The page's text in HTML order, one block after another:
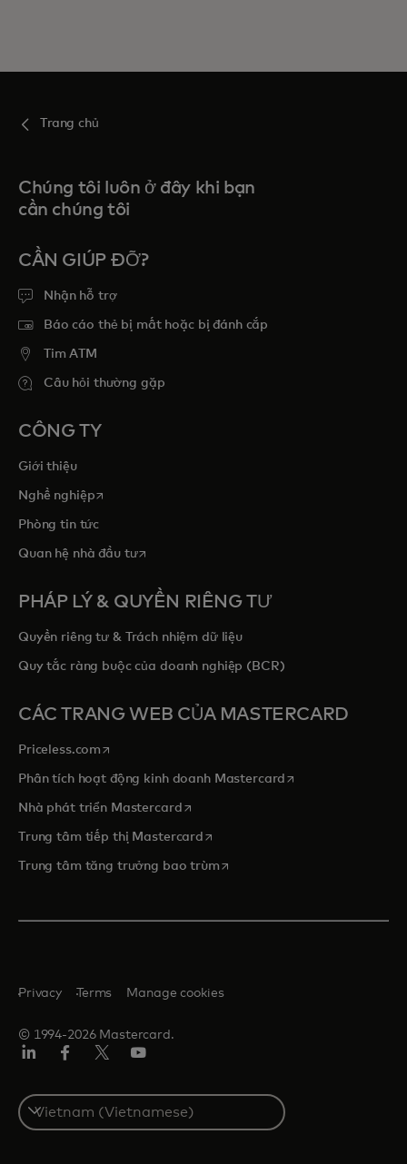
Trang chủ
Chúng tôi luôn ở đây khi bạn
cần chúng tôi
CẦN GIÚP ĐỠ?
Nhận hỗ trợ
Báo cáo thẻ bị mất hoặc bị đánh cắp
Tim ATM
Câu hỏi thường gặp
CÔNG TY
Giới thiệu
Nghề nghiệpopens in a new tab
Phòng tin tức
Quan hệ nhà đầu tưopens in a new tab
PHÁP LÝ & QUYỀN RIÊNG TƯ
Quyền riêng tư & Trách nhiệm dữ liệu
Quy tắc ràng buộc của doanh nghiệp (BCR)
CÁC TRANG WEB CỦA MASTERCARD
Priceless.com opens in a new tab
Phân tích hoạt động kinh doanh Mastercard opens in a new tab
Nhà phát triển Mastercardopens in a new tab
Trung tâm tiếp thị Mastercardopens in a new tab
Trung tâm tăng trưởng bao trùmopens in a new tab
© 1994-2026 Mastercard.
Privacy Terms Manage cookies
Select
a
country